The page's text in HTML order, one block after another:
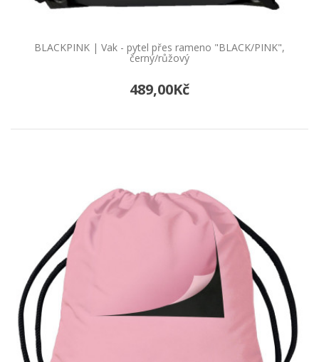
BLACKPINK | Vak - pytel přes rameno "BLACK/PINK",
černý/růžový
489,00Kč